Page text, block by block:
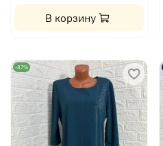
В корзину
-87%